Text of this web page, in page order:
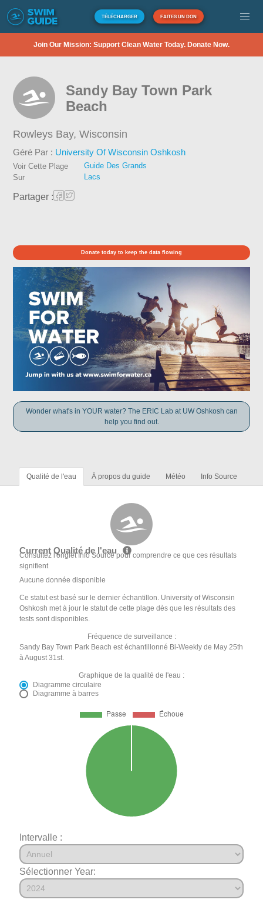
TÉLÉCHARGER FAITES UN DON
Join Our Mission: Support Clean Water Today. Donate Now.
Sandy Bay Town Park
Beach
Rowleys Bay,Wisconsin
Géré Par : University Of Wisconsin Oshkosh
Voir Cette Plage
Sur
Guide Des Grands
Lacs
Partager :
Donate today to keep the data flowing
Wonder what's in YOUR water? The ERIC Lab at UW Oshkosh can
help you find out.
Qualité de l'eau À propos du guide Météo Info Source
Current Qualité de l'eau
Consultez l'onglet Info Source pour comprendre ce que ces résultats
signifient
Aucune donnée disponible
Ce statut est basé sur le dernier échantillon. University of Wisconsin
Oshkosh met à jour le statut de cette plage dès que les résultats des
tests sont disponibles.
Fréquence de surveillance :
Sandy Bay Town Park Beach est échantillonné Bi-Weekly de May 25th
à August 31st.
Graphique de la qualité de l'eau :
Diagramme circulaire
Diagramme à barres
Intervalle :
Sélectionner Year: